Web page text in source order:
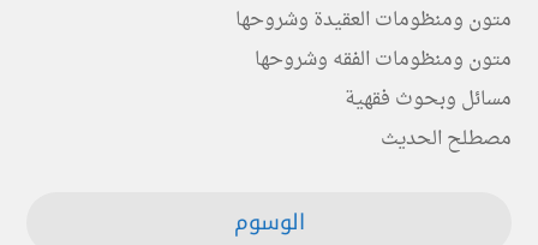
متون ومنظومات العقيدة وشروحها
متون ومنظومات الفقه وشروحها
مسائل وبحوث فقهية
مصطلح الحديث
الوسوم